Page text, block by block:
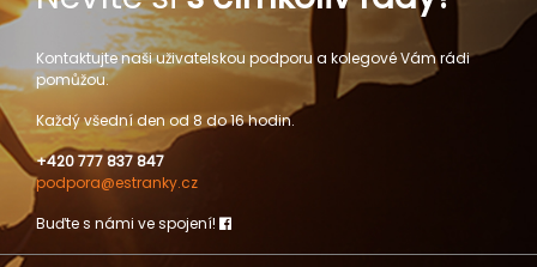
Kontaktujte naši uživatelskou podporu a kolegové Vám rádi
pomůžou.
Každý všední den od 8 do 16 hodin.
+420 777 837 847
podpora@estranky.cz
Buďte s námi ve spojení!